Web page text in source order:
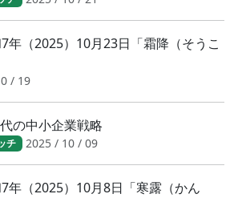
（2025）10月23日「霜降（そうこ
/ 19
の中小企業戦略
チ 2025 / 10 / 09
（2025）10月8日「寒露（かん